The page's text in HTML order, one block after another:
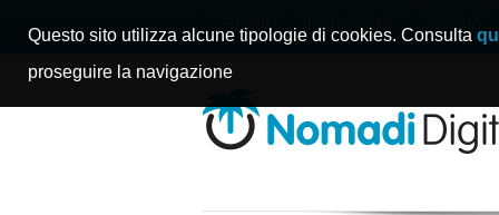
Home Manifesto Storie
Questo sito utilizza alcune tipologie di cookies. Consulta
proseguire la navigazione